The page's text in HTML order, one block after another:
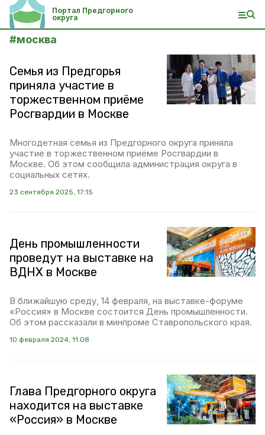
Портал Предгорного
округа
#москва
Семья из Предгорья
приняла участие в
торжественном приёме
Росгвардии в Москве
Многодетная семья из Предгорного округа приняла
участие в торжественном приёме Росгвардии в
Москве. Об этом сообщила администрация округа в
социальных сетях.
23 сентября 2025, 17:15
День промышленности
проведут на выставке на
ВДНХ в Москве
В ближайшую среду, 14 февраля, на выставке-форуме
«Россия» в Москве состоится День промышленности.
Об этом рассказали в минпроме Ставропольского края.
10 февраля 2024, 11:08
Глава Предгорного округа
находится на выставке
«Россия» в Москве